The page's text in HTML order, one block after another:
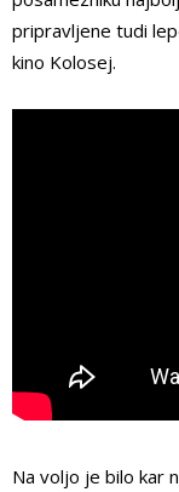
pripravljene tudi
kino Kolosej.
Na voljo je bilo kar